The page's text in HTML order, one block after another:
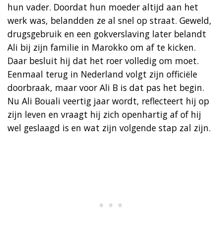
hun vader. Doordat hun moeder altijd aan het
werk was, belandden ze al snel op straat. Geweld,
drugsgebruik en een gokverslaving later belandt
Ali bij zijn familie in Marokko om af te kicken.
Daar besluit hij dat het roer volledig om moet.
Eenmaal terug in Nederland volgt zijn officiële
doorbraak, maar voor Ali B is dat pas het begin.
Nu Ali Bouali veertig jaar wordt, reflecteert hij op
zijn leven en vraagt hij zich openhartig af of hij
wel geslaagd is en wat zijn volgende stap zal zijn.